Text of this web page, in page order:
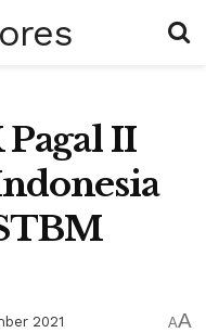
Pagal II
2021 AA